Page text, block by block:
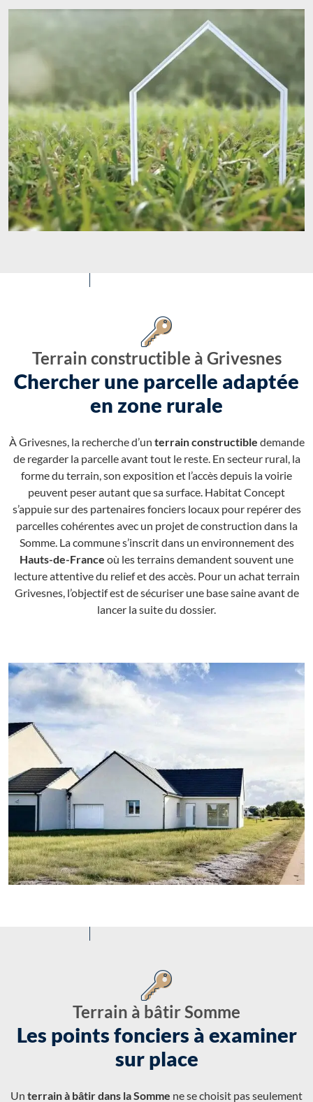
Terrain constructible à Grivesnes
Chercher une parcelle adaptée
en zone rurale
À Grivesnes, la recherche d’un terrain constructible demande
de regarder la parcelle avant tout le reste. En secteur rural, la
forme du terrain, son exposition et l’accès depuis la voirie
peuvent peser autant que sa surface. Habitat Concept
s’appuie sur des partenaires fonciers locaux pour repérer des
parcelles cohérentes avec un projet de construction dans la
Somme. La commune s’inscrit dans un environnement des
Hauts-de-France où les terrains demandent souvent une
lecture attentive du relief et des accès. Pour un achat terrain
Grivesnes, l’objectif est de sécuriser une base saine avant de
lancer la suite du dossier.
Terrain à bâtir Somme
Les points fonciers à examiner
sur place
Un terrain à bâtir dans la Somme ne se choisit pas seulement